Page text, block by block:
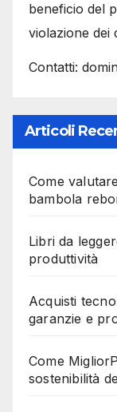
beneficio del
violazione dei
Contatti:
Articoli
Come
bambola
Libri da
produttività
Acquisti
garanzie e
Come
sostenibilità